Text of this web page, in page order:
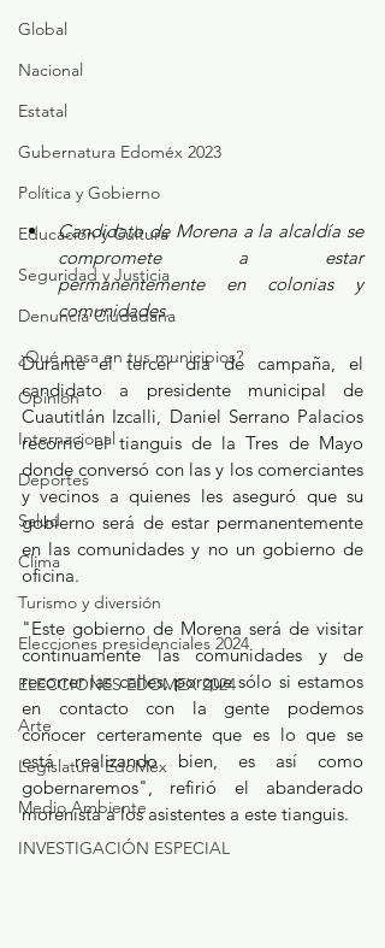
Global
Nacional
Estatal
Gubernatura Edoméx 2023
Política y Gobierno
Educación y Cultura
Seguridad y Justicia
Denuncia Ciudadana
¿Qué pasa en tus municipios?
Opinión
Internacional
Deportes
Salud
Clima
Turismo y diversión
Elecciones presidenciales 2024
ELECCIONES EDOMEX 2024
Arte
Legislatura EdoMéx
Medio Ambiente
INVESTIGACIÓN ESPECIAL
Candidato de Morena a la alcaldía se
compromete a estar
permanentemente en colonias y
comunidades.
Durante el tercer día de campaña, el
candidato a presidente municipal de
Cuautitlán Izcalli, Daniel Serrano Palacios
recorrió el tianguis de la Tres de Mayo
donde conversó con las y los comerciantes
y vecinos a quienes les aseguró que su
gobierno será de estar permanentemente
en las comunidades y no un gobierno de
oficina.
"Este gobierno de Morena será de visitar
continuamente las comunidades y de
recorrer las calles, porque sólo si estamos
en contacto con la gente podemos
conocer certeramente que es lo que se
está realizando bien, es así como
gobernaremos", refirió el abanderado
morenista a los asistentes a este tianguis.